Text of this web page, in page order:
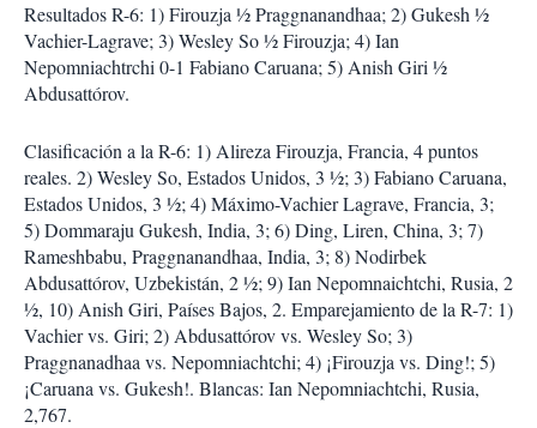
Resultados R-6: 1) Firouzja ½ Praggnanandhaa; 2) Gukesh ½
Vachier-Lagrave; 3) Wesley So ½ Firouzja; 4) Ian
Nepomniachtrchi 0-1 Fabiano Caruana; 5) Anish Giri ½
Abdusattórov.
Clasificación a la R-6: 1) Alireza Firouzja, Francia, 4 puntos
reales. 2) Wesley So, Estados Unidos, 3 ½; 3) Fabiano Caruana,
Estados Unidos, 3 ½; 4) Máximo-Vachier Lagrave, Francia, 3;
5) Dommaraju Gukesh, India, 3; 6) Ding, Liren, China, 3; 7)
Rameshbabu, Praggnanandhaa, India, 3; 8) Nodirbek
Abdusattórov, Uzbekistán, 2 ½; 9) Ian Nepomnaichtchi, Rusia, 2
½, 10) Anish Giri, Países Bajos, 2. Emparejamiento de la R-7: 1)
Vachier vs. Giri; 2) Abdusattórov vs. Wesley So; 3)
Praggnanadhaa vs. Nepomniachtchi; 4) ¡Firouzja vs. Ding!; 5)
¡Caruana vs. Gukesh!. Blancas: Ian Nepomniachtchi, Rusia,
2,767.